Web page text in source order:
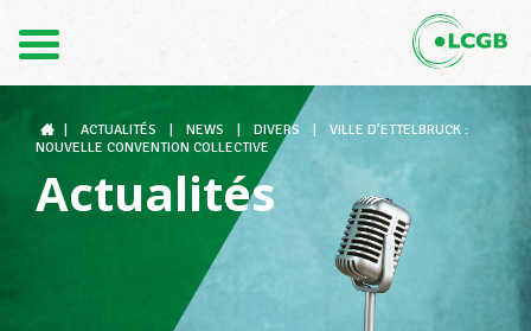
DE
Le LCGB
Structures syndicales
ACTUALITÉS NEWS DIVERS
VILLE D’ETTELBRUCK :
NOUVELLE CONVENTION COLLECTIVE
Actualités